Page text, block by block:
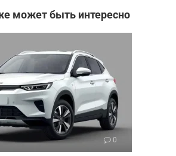
может быть интересно
0